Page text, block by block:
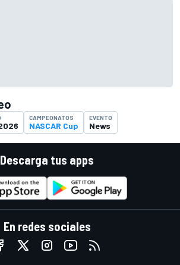
CAMPEONATOS
NASCAR Cup
EVENTO
News
Descarga tus apps
En redes sociales